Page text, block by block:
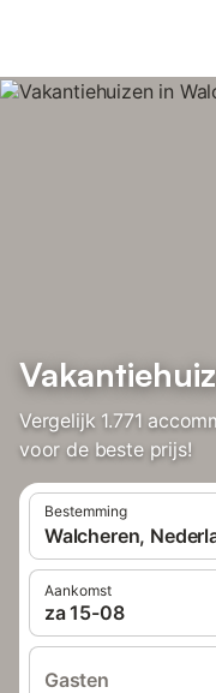
Vergelijk 1.771
voor de beste prijs!
Bestemming
Walcheren,
Aankomst
za 15-08
Gasten